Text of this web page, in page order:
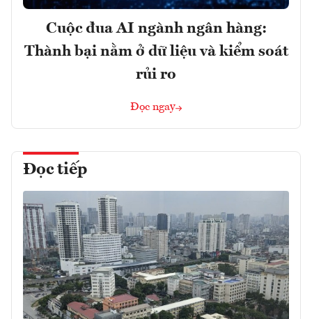
Cuộc đua AI ngành ngân hàng:
Thành bại nằm ở dữ liệu và kiểm soát
rủi ro
Đọc ngay
Đọc tiếp